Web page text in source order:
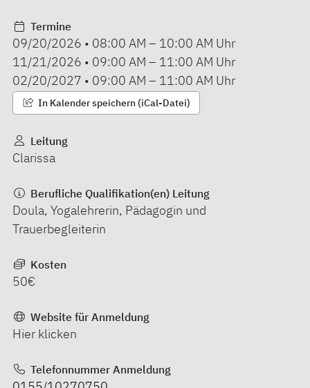
Termine
09/20/2026 • 08:00 AM – 10:00 AM Uhr
11/21/2026 • 09:00 AM – 11:00 AM Uhr
02/20/2027 • 09:00 AM – 11:00 AM Uhr
In Kalender speichern (iCal-Datei)
Leitung
Clarissa
Berufliche Qualifikation(en) Leitung
Doula, Yogalehrerin, Pädagogin und
Trauerbegleiterin
Kosten
50€
Website für Anmeldung
Hier klicken
Telefonnummer Anmeldung